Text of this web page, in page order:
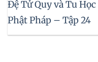
Đệ Tử Quy và Tu Học
Phật Pháp – Tập 24